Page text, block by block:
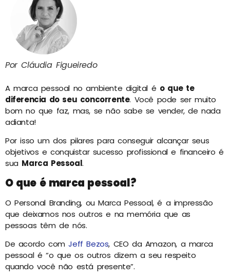
Por Cláudia Figueiredo
A marca pessoal no ambiente digital é o que te
diferencia do seu concorrente. Você pode ser muito
bom no que faz, mas, se não sabe se vender, de nada
adianta!
Por isso um dos pilares para conseguir alcançar seus
objetivos e conquistar sucesso profissional e financeiro é
sua Marca Pessoal.
O que é marca pessoal?
O Personal Branding, ou Marca Pessoal, é a impressão
que deixamos nos outros e na memória que as
pessoas têm de nós.
De acordo comJeff Bezos, CEO da Amazon, a marca
pessoal é “o que os outros dizem a seu respeito
quando você não está presente”.